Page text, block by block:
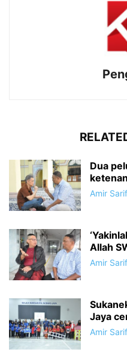
Dua
Amir
Allah
Amir
Jaya
Amir